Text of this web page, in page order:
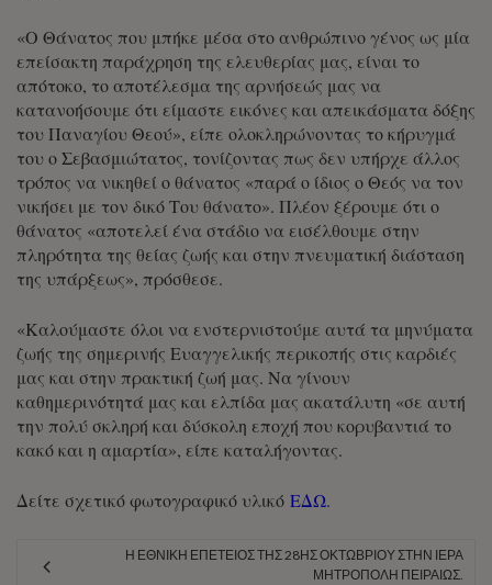
«Ο Θάνατος που μπήκε μέσα στο ανθρώπινο γένος ως μία
επείσακτη παράχρηση της ελευθερίας μας, είναι το
απότοκο, το αποτέλεσμα της αρνήσεώς μας να
κατανοήσουμε ότι είμαστε εικόνες και απεικάσματα δόξης
του Παναγίου Θεού», είπε ολοκληρώνοντας το κήρυγμά
του ο Σεβασμιώτατος, τονίζοντας πως δεν υπήρχε άλλος
τρόπος να νικηθεί ο θάνατος «παρά ο ίδιος ο Θεός να τον
νικήσει με τον δικό Του θάνατο». Πλέον ξέρουμε ότι ο
θάνατος «αποτελεί ένα στάδιο να εισέλθουμε στην
πληρότητα της θείας ζωής και στην πνευματική διάσταση
της υπάρξεως», πρόσθεσε.
«Καλούμαστε όλοι να ενστερνιστούμε αυτά τα μηνύματα
ζωής της σημερινής Ευαγγελικής περικοπής στις καρδιές
μας και στην πρακτική ζωή μας. Να γίνουν
καθημερινότητά μας και ελπίδα μας ακατάλυτη «σε αυτή
την πολύ σκληρή και δύσκολη εποχή που κορυβαντιά το
κακό και η αμαρτία», είπε καταλήγοντας.
Δείτε σχετικό φωτογραφικό υλικό ΕΔΩ.
Η ΕΘΝΙΚΉ ΕΠΈΤΕΙΟΣ ΤΗΣ 28ΗΣ ΟΚΤΩΒΡΊΟΥ ΣΤΗΝ ΙΕΡΆ
ΜΗΤΡΌΠΟΛΗ ΠΕΙΡΑΙΏΣ.